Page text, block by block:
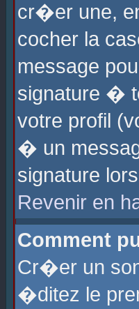
cr�er une,
cocher la
message
signature �
votre profil
� un
signature
Revenir en
Comment
Cr�er un
�ditez le